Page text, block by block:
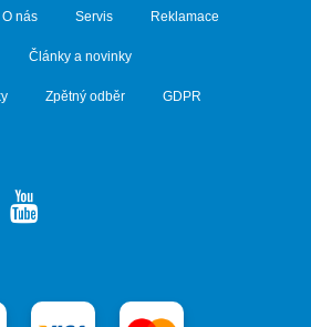
O nás Servis Reklamace
Články a novinky
Zpětný odběr GDPR